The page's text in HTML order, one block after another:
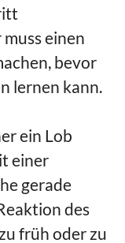
einen
bevor
lernen kann.
ein Lob
einer
gerade
des
früh oder zu